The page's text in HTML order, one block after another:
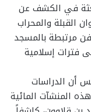
في الكشف عن
القبلة والمحراب
مرتبطة بالمسجد
فترات إسلامية
أن الدراسات
المنشآت المائية